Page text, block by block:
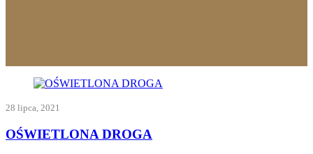
28 lipca, 2021
OŚWIETLONA DROGA